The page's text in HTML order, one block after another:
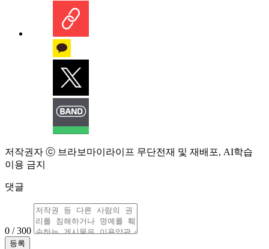
저작권자 ⓒ 브라보마이라이프 무단전재 및 재배포, AI학습
이용 금지
댓글
0 / 300